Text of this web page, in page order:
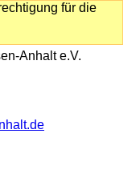
für die
Anhalt e.V.